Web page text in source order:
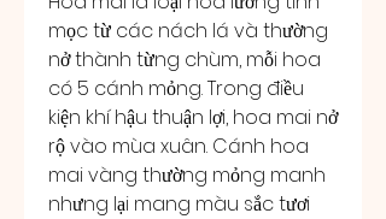
mọc từ các nách lá và thường
nở thành từng chùm, mỗi hoa
có 5 cánh mỏng. Trong điều
kiện khí hậu thuận lợi, hoa mai nở
rộ vào mùa xuân. Cánh hoa
mai vàng thường mỏng manh
nhưng lại mang màu sắc tươi